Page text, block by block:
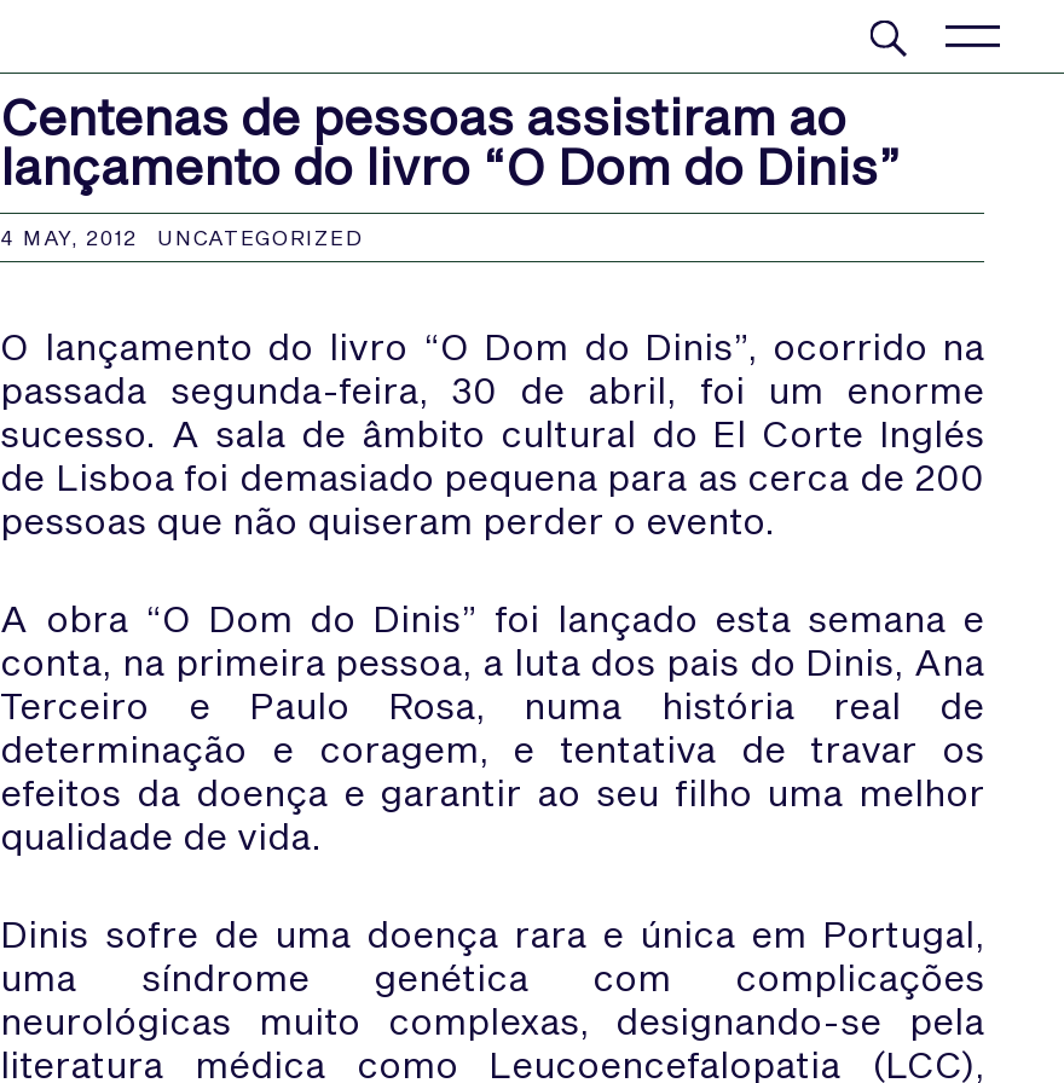
Centenas de pessoas assistiram ao
lançamento do livro “O Dom do Dinis”
4 MAY, 2012 UNCATEGORIZED
O lançamento do livro “O Dom do Dinis”, ocorrido na
passada segunda-feira, 30 de abril, foi um enorme
sucesso. A sala de âmbito cultural do El Corte Inglés
de Lisboa foi demasiado pequena para as cerca de 200
pessoas que não quiseram perder o evento.
A obra “O Dom do Dinis” foi lançado esta semana e
conta, na primeira pessoa, a luta dos pais do Dinis, Ana
Terceiro e Paulo Rosa, numa história real de
determinação e coragem, e tentativa de travar os
efeitos da doença e garantir ao seu filho uma melhor
qualidade de vida.
Dinis sofre de uma doença rara e única em Portugal,
uma síndrome genética com complicações
neurológicas muito complexas, designando-se pela
literatura médica como Leucoencefalopatia (LCC),